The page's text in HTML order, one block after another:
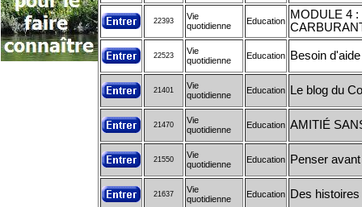
22393
Vie
quotidienne
Education
MODULE 4 :
22523
Vie
quotidienne
Education Besoin
21401
Vie
quotidienne
Education Le blog du
21470
Vie
quotidienne
Education AMITIÉ
21550
Vie
quotidienne
Education Penser
21637
Vie
quotidienne
Education Des